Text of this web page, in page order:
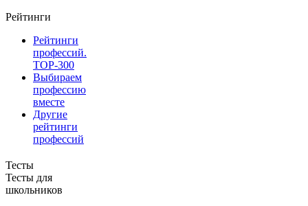
Рейтинги
Рейтинги
профессий.
TOP-300
Выбираем
профессию
вместе
Другие
рейтинги
профессий
Тесты
Тесты для
школьников